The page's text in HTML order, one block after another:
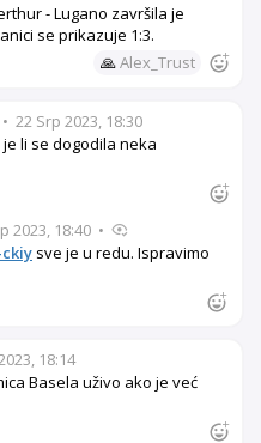
- Lugano završila je
se prikazuje 1:3.
🙏Alex_Trust
• 22 Srp 2023, 18:30
li se dogodila neka
2023, 18:40 •
sve je u redu. Ispravimo
18:14
Basela uživo ako je već